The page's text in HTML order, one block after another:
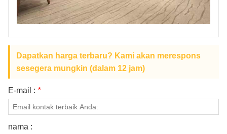
Dapatkan harga terbaru? Kami akan merespons
sesegera mungkin (dalam 12 jam)
E-mail : *
nama :